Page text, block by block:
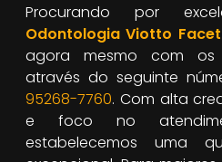
Procurando por
Odontologia Viotto
agora mesmo com os
através do seguinte
95268-7760. Com alta
e foco no
estabelecemos uma